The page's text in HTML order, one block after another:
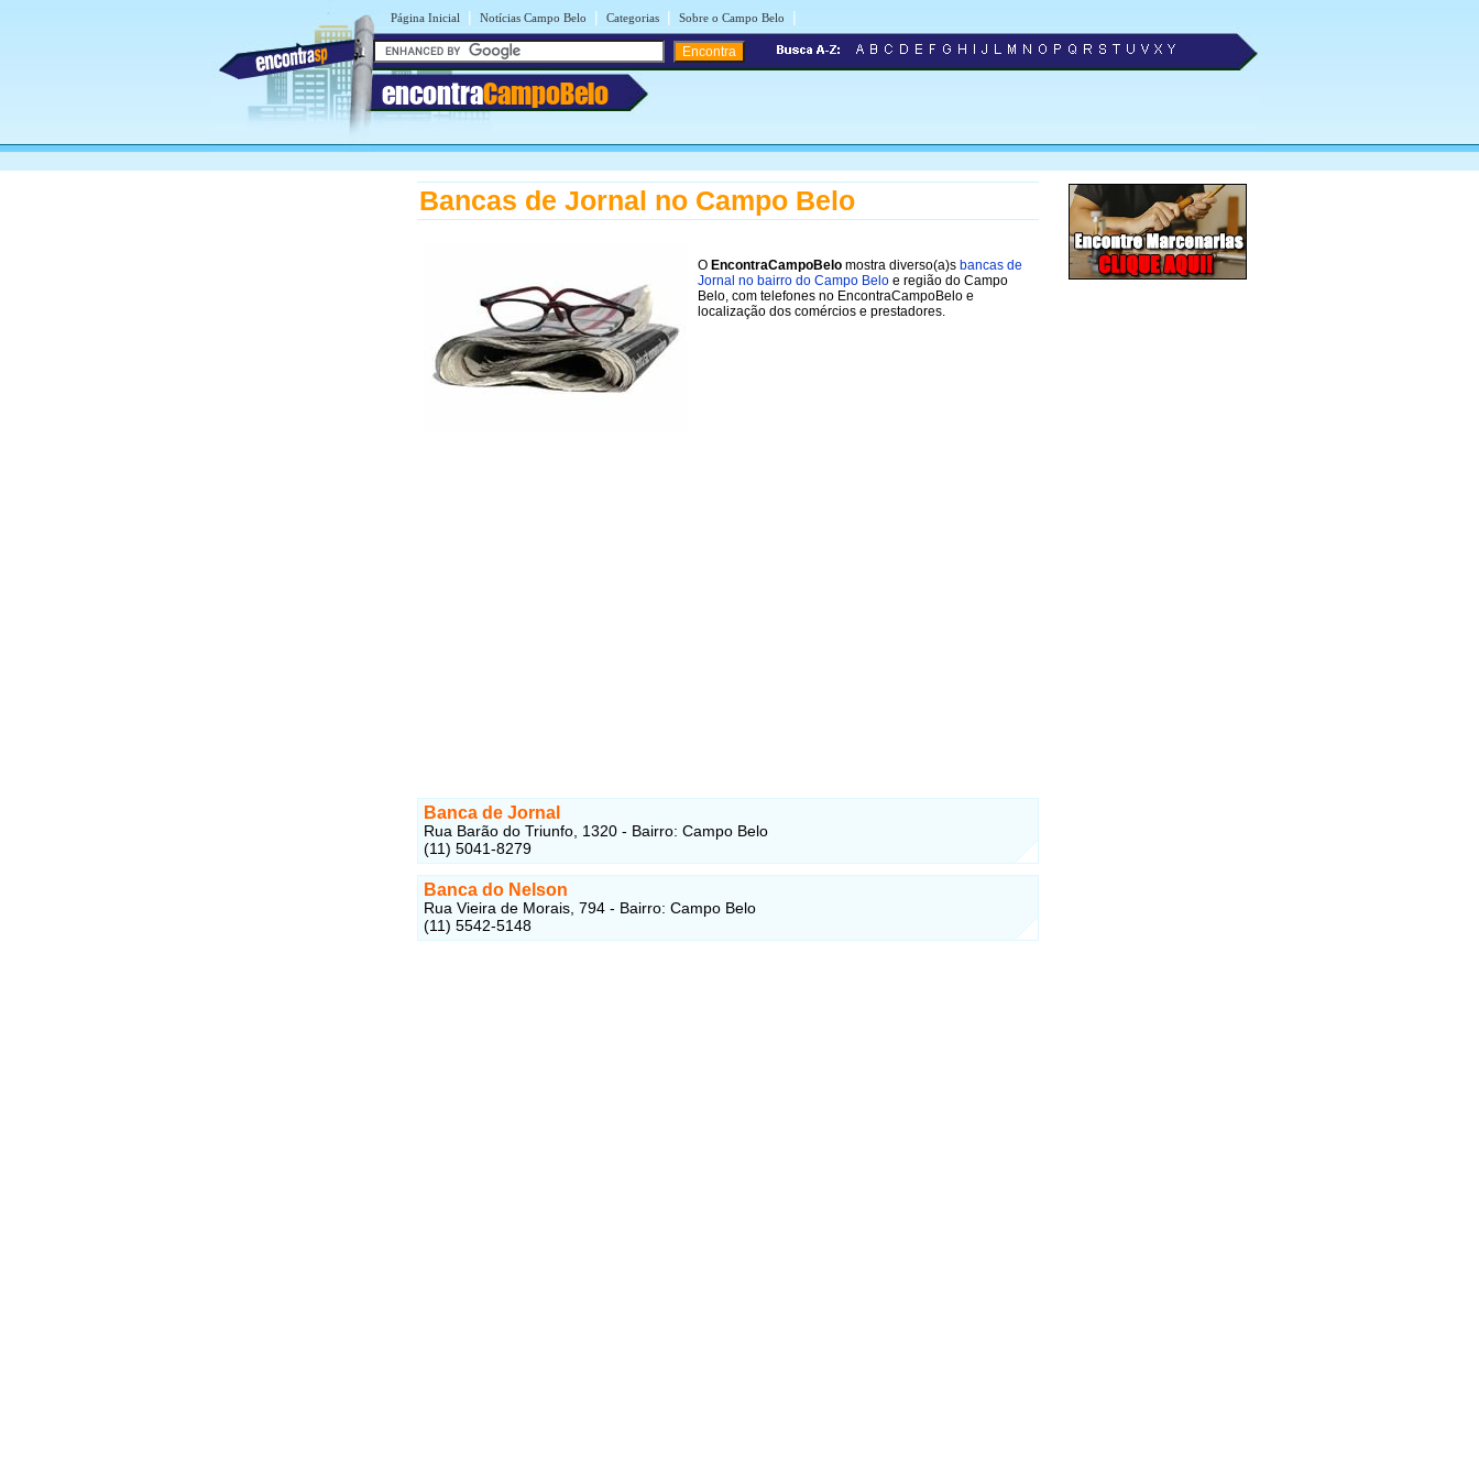
Página Inicial | Notícias Campo Belo | Categorias | Sobre o Campo Belo |
encontraCampoBelo
Bancas de Jornal no Campo Belo
O EncontraCampoBelo mostra diverso(a)s bancas de
Jornal no bairro do Campo Belo e região do Campo
Belo, com telefones no EncontraCampoBelo e
localização dos comércios e prestadores.
Banca de Jornal
Rua Barão do Triunfo, 1320 - Bairro: Campo Belo
(11) 5041-8279
Banca do Nelson
Rua Vieira de Morais, 794 - Bairro: Campo Belo
(11) 5542-5148